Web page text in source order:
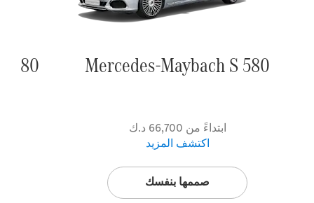
Mercedes-Maybach S 580
ابتداءً من 66,700 د.ك
اكتشف المزيد
صممها بنفسك
680